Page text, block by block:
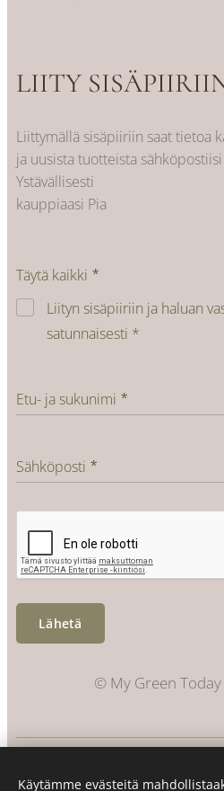
LIITY
Liittymällä sisäpiiriin saat tietoa
ja uusista tuotteista
Ystävällisesti
kauppiaasi Pia
Täytä kaikki
Liityn sisäpiiriin ja haluan
satunnaisesti *
Etu- ja sukunimi
Sähköposti
Lähetä
© My Green
Käytämme evästeitä